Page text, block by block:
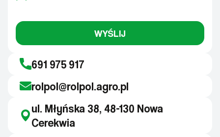
WYŚLIJ
691 975 917
rolpol@rolpol.agro.pl
ul. Młyńska 38, 48-130 Nowa
Cerekwia